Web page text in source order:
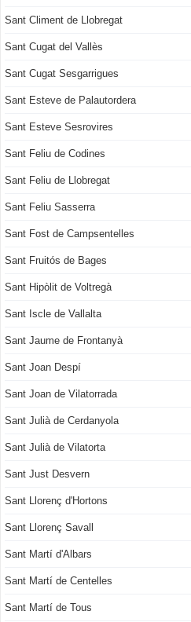
Sant Climent de Llobregat
Sant Cugat del Vallès
Sant Cugat Sesgarrigues
Sant Esteve de Palautordera
Sant Esteve Sesrovires
Sant Feliu de Codines
Sant Feliu de Llobregat
Sant Feliu Sasserra
Sant Fost de Campsentelles
Sant Fruitós de Bages
Sant Hipòlit de Voltregà
Sant Iscle de Vallalta
Sant Jaume de Frontanyà
Sant Joan Despí
Sant Joan de Vilatorrada
Sant Julià de Cerdanyola
Sant Julià de Vilatorta
Sant Just Desvern
Sant Llorenç d'Hortons
Sant Llorenç Savall
Sant Martí d'Albars
Sant Martí de Centelles
Sant Martí de Tous